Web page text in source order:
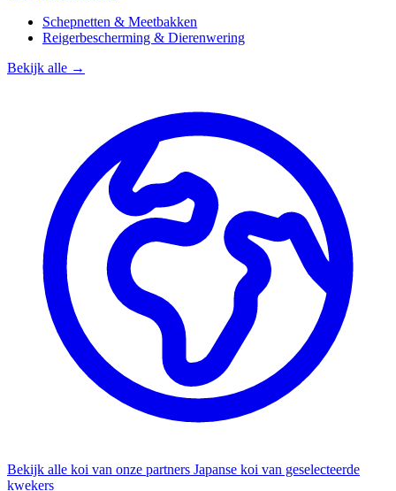
Schepnetten & Meetbakken
Reigerbescherming & Dierenwering
Bekijk alle →
Bekijk alle koi van onze partners Japanse koi van geselecteerde
kwekers